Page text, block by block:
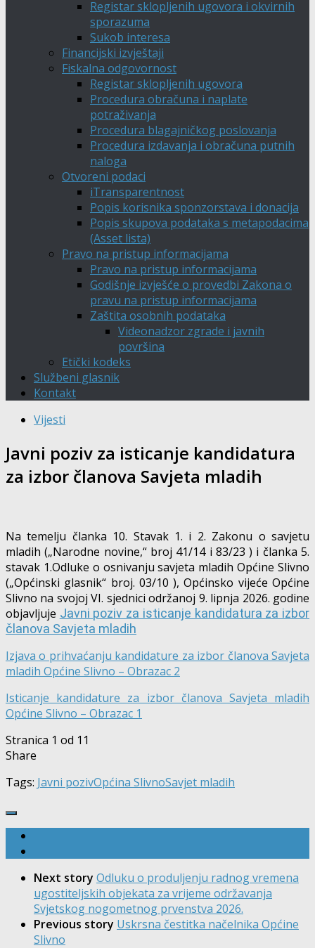
Registar sklopljenih ugovora i okvirnih
sporazuma
Sukob interesa
Financijski izvještaji
Fiskalna odgovornost
Registar sklopljenih ugovora
Procedura obračuna i naplate
potraživanja
Procedura blagajničkog poslovanja
Procedura izdavanja i obračuna putnih
naloga
Otvoreni podaci
iTransparentnost
Popis korisnika sponzorstava i donacija
Popis skupova podataka s metapodacima
(Asset lista)
Pravo na pristup informacijama
Pravo na pristup informacijama
Godišnje izvješće o provedbi Zakona o
pravu na pristup informacijama
Zaštita osobnih podataka
Videonadzor zgrade i javnih
površina
Etički kodeks
Službeni glasnik
Kontakt
Vijesti
Javni poziv za isticanje kandidatura
za izbor članova Savjeta mladih
Na temelju članka 10. Stavak 1. i 2. Zakonu o savjetu
mladih („Narodne novine,“ broj 41/14 i 83/23 ) i članka 5.
stavak 1.Odluke o osnivanju savjeta mladih Općine Slivno
(„Općinski glasnik“ broj. 03/10 ), Općinsko vijeće Općine
Slivno na svojoj VI. sjednici održanoj 9. lipnja 2026. godine
objavljuje Javni poziv za isticanje kandidatura za izbor
članova Savjeta mladih
Izjava o prihvaćanju kandidature za izbor članova Savjeta
mladih Općine Slivno – Obrazac 2
Isticanje kandidature za izbor članova Savjeta mladih
Općine Slivno – Obrazac 1
Stranica 1 od 1 1
Share
Tags: Javni pozivOpćina SlivnoSavjet mladih
Next story Odluku o produljenju radnog vremena
ugostiteljskih objekata za vrijeme održavanja
Svjetskog nogometnog prvenstva 2026.
Previous story Uskrsna čestitka načelnika Općine
Slivno